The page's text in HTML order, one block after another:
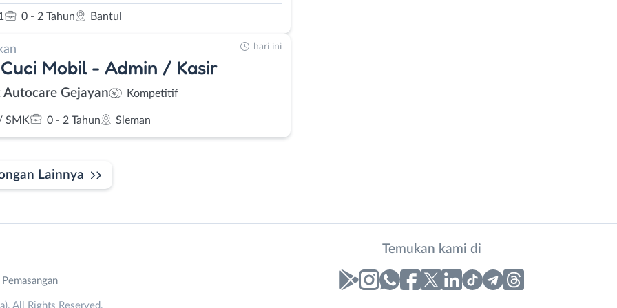
0 - 2 Tahun Bantul
Mobil - Admin / Kasir
Autocare Gejayan Kompetitif
SMK 0 - 2 Tahun Sleman
hari ini
Lainnya
Temukan kami di
All Rights Reserved.